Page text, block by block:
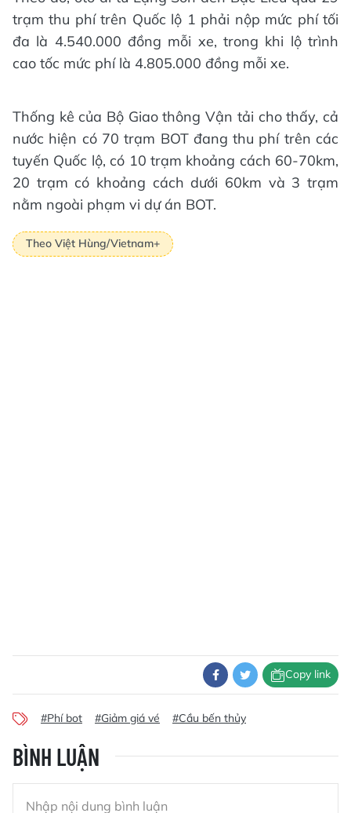
trạm thu phí trên Quốc lộ 1 phải nộp mức phí tối
đa là 4.540.000 đồng mỗi xe, trong khi lộ trình
cao tốc mức phí là 4.805.000 đồng mỗi xe.
Thống kê của Bộ Giao thông Vận tải cho thấy, cả
nước hiện có 70 trạm BOT đang thu phí trên các
tuyến Quốc lộ, có 10 trạm khoảng cách 60-70km,
20 trạm có khoảng cách dưới 60km và 3 trạm
nằm ngoài phạm vi dự án BOT.
Theo Việt Hùng/Vietnam+
Copy link
#Phí bot #Giảm giá vé #Cầu bến thủy
BÌNH LUẬN